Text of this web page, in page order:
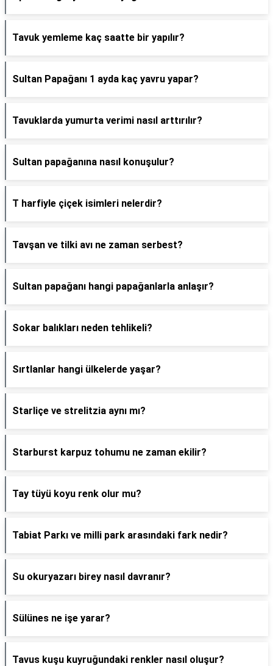
Tavuk yemleme kaç saatte bir yapılır?
Sultan Papağanı 1 ayda kaç yavru yapar?
Tavuklarda yumurta verimi nasıl arttırılır?
Sultan papağanına nasıl konuşulur?
T harfiyle çiçek isimleri nelerdir?
Tavşan ve tilki avı ne zaman serbest?
Sultan papağanı hangi papağanlarla anlaşır?
Sokar balıkları neden tehlikeli?
Sırtlanlar hangi ülkelerde yaşar?
Starliçe ve strelitzia aynı mı?
Starburst karpuz tohumu ne zaman ekilir?
Tay tüyü koyu renk olur mu?
Tabiat Parkı ve milli park arasındaki fark nedir?
Su okuryazarı birey nasıl davranır?
Sülünes ne işe yarar?
Tavus kuşu kuyruğundaki renkler nasıl oluşur?